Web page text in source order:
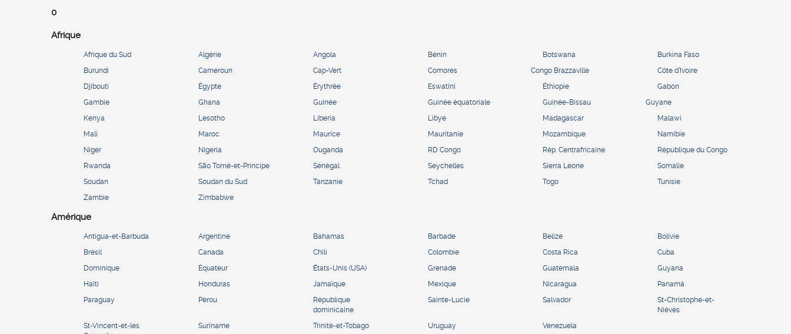
0
Afrique
Afrique du Sud Algérie Angola Bénin Botswana
Burkina Faso
Burundi
Cameroun Cap-Vert Comores Congo Brazzaville
Côte d’Ivoire
Djibouti
Égypte Érythrée Eswatini Éthiopie
Gabon
Gambie
Ghana Guinée Guinée équatoriale Guinée-Bissau
Guyane
Kenya
Lesotho Liberia Libye Madagascar
Malawi
Mali
Maroc Maurice Mauritanie Mozambique
Namibie
Niger
Nigeria Ouganda RD Congo Rép. Centrafricaine
République du Congo
Rwanda
São Tomé-et-Principe Sénégal Seychelles Sierra Leone
Somalie
Soudan
Soudan du Sud Tanzanie Tchad Togo
Tunisie
Zambie
Zimbabwe
Amérique
Antigua-et-Barbuda Argentine Bahamas Barbade Belize
Bolivie
Brésil
Canada Chili Colombie Costa Rica
Cuba
Dominique
Équateur États-Unis (USA) Grenade Guatemala
Guyana
Haïti
Honduras Jamaïque Mexique Nicaragua
Panamá
Paraguay
Pérou
République
dominicaine
Sainte-Lucie Salvador
St-Christophe-et-
Niévès
St-Vincent-et-les
Suriname Trinité-et-Tobago Uruguay Venezuela